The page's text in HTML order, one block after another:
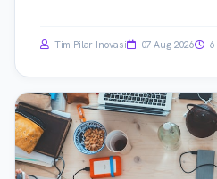
Tim Pilar Inovasi 07 Aug 2026 6